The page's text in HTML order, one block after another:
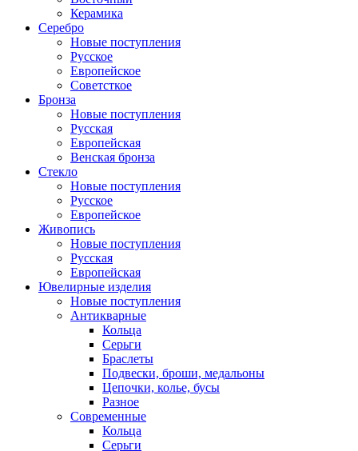
Керамика
Серебро
Новые поступления
Русское
Европейское
Советсткое
Бронза
Новые поступления
Русская
Европейская
Венская бронза
Стекло
Новые поступления
Русское
Европейское
Живопись
Новые поступления
Русская
Европейская
Ювелирные изделия
Новые поступления
Антикварные
Кольца
Серьги
Браслеты
Подвески, броши, медальоны
Цепочки, колье, бусы
Разное
Современные
Кольца
Серьги